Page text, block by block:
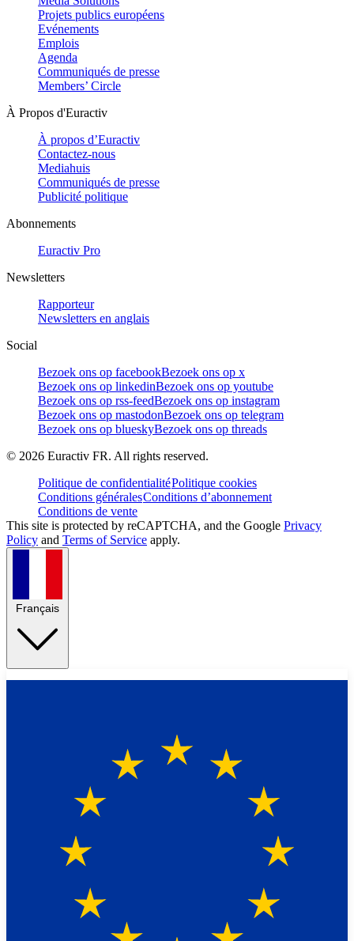
Projets publics européens
Evénements
Emplois
Agenda
Communiqués de presse
Members’ Circle
À Propos d'Euractiv
À propos d’Euractiv
Contactez-nous
Mediahuis
Communiqués de presse
Publicité politique
Abonnements
Euractiv Pro
Newsletters
Rapporteur
Newsletters en anglais
Social
Bezoek ons op facebookBezoek ons op x
Bezoek ons op linkedinBezoek ons op youtube
Bezoek ons op rss-feedBezoek ons op instagram
Bezoek ons op mastodonBezoek ons op telegram
Bezoek ons op blueskyBezoek ons op threads
© 2026 Euractiv FR. All rights reserved.
Politique de confidentialitéPolitique cookies
Conditions généralesConditions d’abonnement
Conditions de vente
This site is protected by reCAPTCHA, and the Google Privacy
Policy and Terms of Service apply.
Français